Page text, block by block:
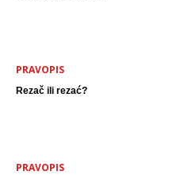
PRAVOPIS
Rezač ili rezać?
PRAVOPIS